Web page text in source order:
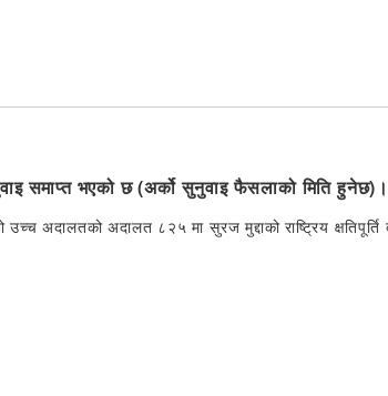
समाप्त भएको छ (अर्को सुनुवाइ फैसलाको मिति हुनेछ)।
अदालतको अदालत ८२५ मा सुरज मुद्दाको राष्ट्रिय क्षतिपूर्ति